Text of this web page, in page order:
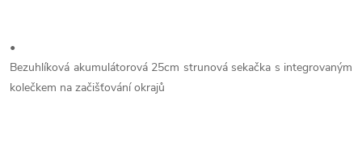
•
Bezuhlíková akumulátorová 25cm strunová sekačka s integrovaným
kolečkem na začišťování okrajů